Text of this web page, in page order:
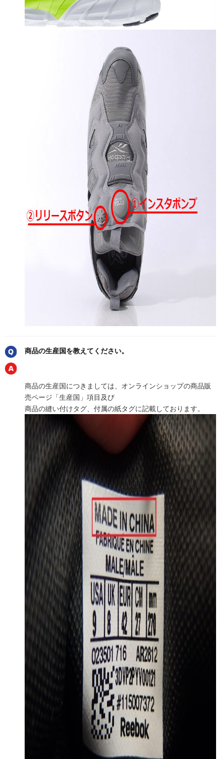
商品の生産国を教えてください。
商品の生産国につきましては、オンラインショップの商品販
売ページ「生産国」項目及び
商品の縫い付けタグ、付属の紙タグに記載しております。